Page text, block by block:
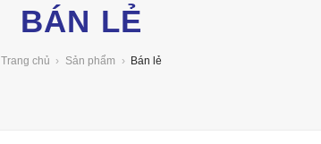
BÁN LẺ
Trang chủ › Sản phẩm › Bán lẻ